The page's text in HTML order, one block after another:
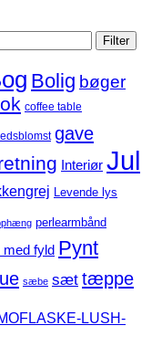
Filter
Bolig bøger
coffee table
gave
Interiør Jul
Levende lys
perlearmbånd
med fyld Pynt
sæbe sæt tæppe